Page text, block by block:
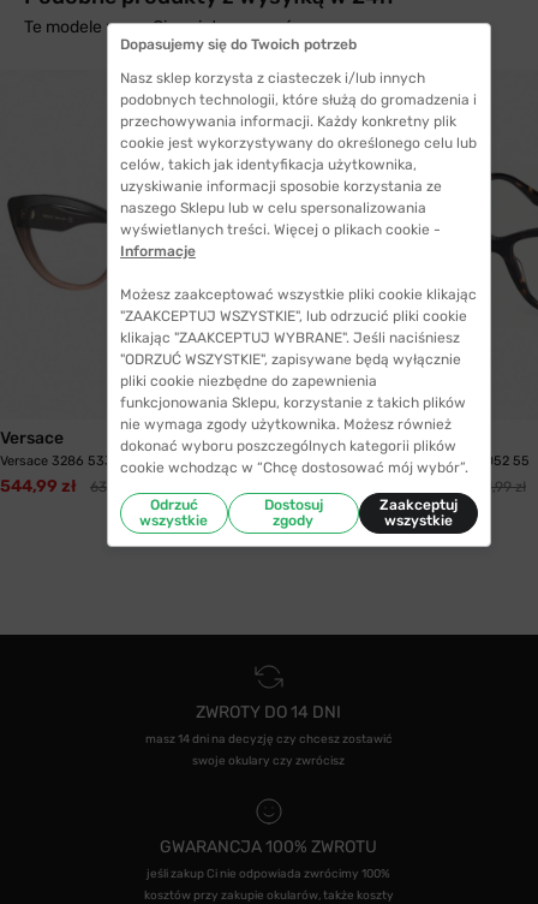
Te modele mogą Cię zainteresować
Versace
Versace 3286 5332 54
544,99 zł 634,99 zł
WYSYŁKA 24H
Guess
Guess GU 2852 V052 55
601,99 zł
ZWROTY DO 14 DNI
masz 14 dni na decyzję czy chcesz zostawić
swoje okulary czy zwrócisz
GWARANCJA 100% ZWROTU
jeśli zakup Ci nie odpowiada zwrócimy 100%
kosztów przy zakupie okularów, także koszty
Dopasujemy się do Twoich potrzeb
Nasz sklep korzysta z ciasteczek i/lub innych
podobnych technologii, które służą do gromadzenia i
przechowywania informacji. Każdy konkretny plik
cookie jest wykorzystywany do określonego celu lub
celów, takich jak identyfikacja użytkownika,
uzyskiwanie informacji sposobie korzystania ze
naszego Sklepu lub w celu spersonalizowania
wyświetlanych treści. Więcej o plikach cookie -
Informacje
Możesz zaakceptować wszystkie pliki cookie klikając
"ZAAKCEPTUJ WSZYSTKIE", lub odrzucić pliki cookie
klikając "ZAAKCEPTUJ WYBRANE". Jeśli naciśniesz
"ODRZUĆ WSZYSTKIE", zapisywane będą wyłącznie
pliki cookie niezbędne do zapewnienia
funkcjonowania Sklepu, korzystanie z takich plików
nie wymaga zgody użytkownika. Możesz również
dokonać wyboru poszczególnych kategorii plików
cookie wchodząc w “Chcę dostosować mój wybór”.
Odrzuć
wszystkie
Dostosuj
zgody
Zaakceptuj
wszystkie